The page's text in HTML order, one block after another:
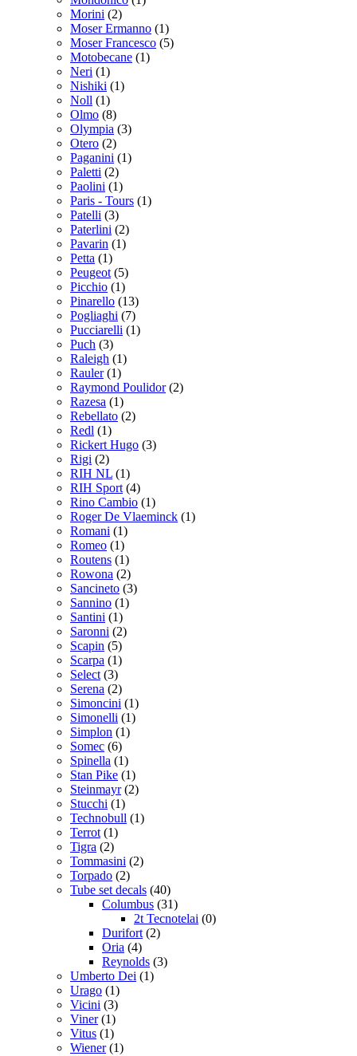
Morini (2)
Moser Ermanno (1)
Moser Francesco (5)
Motobecane (1)
Neri (1)
Nishiki (1)
Noll (1)
Olmo (8)
Olympia (3)
Otero (2)
Paganini (1)
Paletti (2)
Paolini (1)
Paris - Tours (1)
Patelli (3)
Paterlini (2)
Pavarin (1)
Petta (1)
Peugeot (5)
Picchio (1)
Pinarello (13)
Pogliaghi (7)
Pucciarelli (1)
Puch (3)
Raleigh (1)
Rauler (1)
Raymond Poulidor (2)
Razesa (1)
Rebellato (2)
Redl (1)
Rickert Hugo (3)
Rigi (2)
RIH NL (1)
RIH Sport (4)
Rino Cambio (1)
Roger De Vlaeminck (1)
Romani (1)
Romeo (1)
Routens (1)
Rowona (2)
Sancineto (3)
Sannino (1)
Santini (1)
Saronni (2)
Scapin (5)
Scarpa (1)
Select (3)
Serena (2)
Simoncini (1)
Simonelli (1)
Simplon (1)
Somec (6)
Spinella (1)
Stan Pike (1)
Steinmayr (2)
Stucchi (1)
Technobull (1)
Terrot (1)
Tigra (2)
Tommasini (2)
Torpado (2)
Tube set decals (40)
Columbus (31)
2t Tecnotelai (0)
Durifort (2)
Oria (4)
Reynolds (3)
Umberto Dei (1)
Urago (1)
Vicini (3)
Viner (1)
Vitus (1)
Wiener (1)